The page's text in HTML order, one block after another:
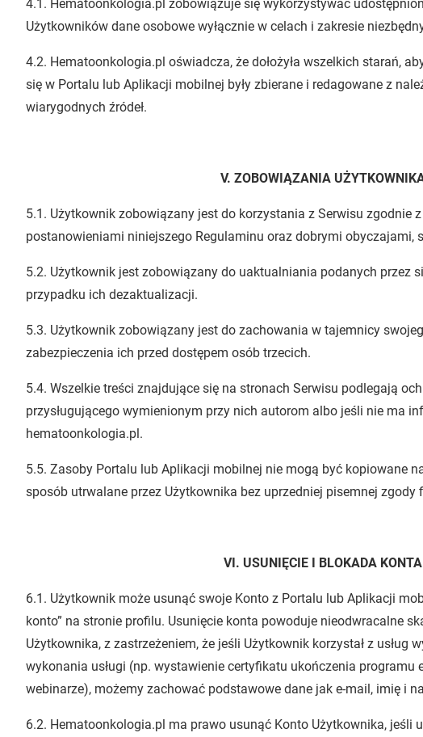
4.1. Hematoonkologia.pl zobowiązuje się wykorzystywać
Użytkowników dane osobowe wyłącznie w celach i zakresie
4.2. Hematoonkologia.pl oświadcza, że dołożyła wszelkich starań,
się w Portalu lub Aplikacji mobilnej były zbierane i redagowane z
wiarygodnych źródeł.
V. ZOBOWIĄZANIA
5.1. Użytkownik zobowiązany jest do korzystania z Serwisu zgodnie
postanowieniami niniejszego Regulaminu oraz dobrymi obyczajami,
5.2. Użytkownik jest zobowiązany do uaktualniania podanych przez
przypadku ich dezaktualizacji.
5.3. Użytkownik zobowiązany jest do zachowania w tajemnicy
zabezpieczenia ich przed dostępem osób trzecich.
5.4. Wszelkie treści znajdujące się na stronach Serwisu podlegają
przysługującego wymienionym przy nich autorom albo jeśli nie ma
hematoonkologia.pl.
5.5. Zasoby Portalu lub Aplikacji mobilnej nie mogą być kopiowane
sposób utrwalane przez Użytkownika bez uprzedniej pisemnej
VI. USUNIĘCIE I BLOKADA KONTA
6.1. Użytkownik może usunąć swoje Konto z Portalu lub Aplikacji
konto” na stronie profilu. Usunięcie konta powoduje nieodwracalne
Użytkownika, z zastrzeżeniem, że jeśli Użytkownik korzystał z usług
wykonania usługi (np. wystawienie certyfikatu ukończenia programu
webinarze), możemy zachować podstawowe dane jak e-mail, imię i
6.2. Hematoonkologia.pl ma prawo usunąć Konto Użytkownika, jeśli